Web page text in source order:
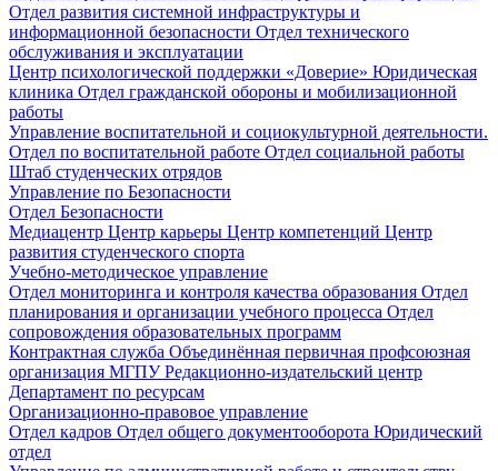
Отдел развития системной инфраструктуры и
информационной безопасности Отдел технического
обслуживания и эксплуатации
Центр психологической поддержки «Доверие» Юридическая
клиника Отдел гражданской обороны и мобилизационной
работы
Управление воспитательной и социокультурной деятельности.
Отдел по воспитательной работе Отдел социальной работы
Штаб студенческих отрядов
Управление по Безопасности
Отдел Безопасности
Медиацентр Центр карьеры Центр компетенций Центр
развития студенческого спорта
Учебно-методическое управление
Отдел мониторинга и контроля качества образования Отдел
планирования и организации учебного процесса Отдел
сопровождения образовательных программ
Контрактная служба Объединённая первичная профсоюзная
организация МГПУРедакционно-издательский центр
Департамент по ресурсам
Организационно-правовое управление
Отдел кадров Отдел общего документооборота Юридический
отдел